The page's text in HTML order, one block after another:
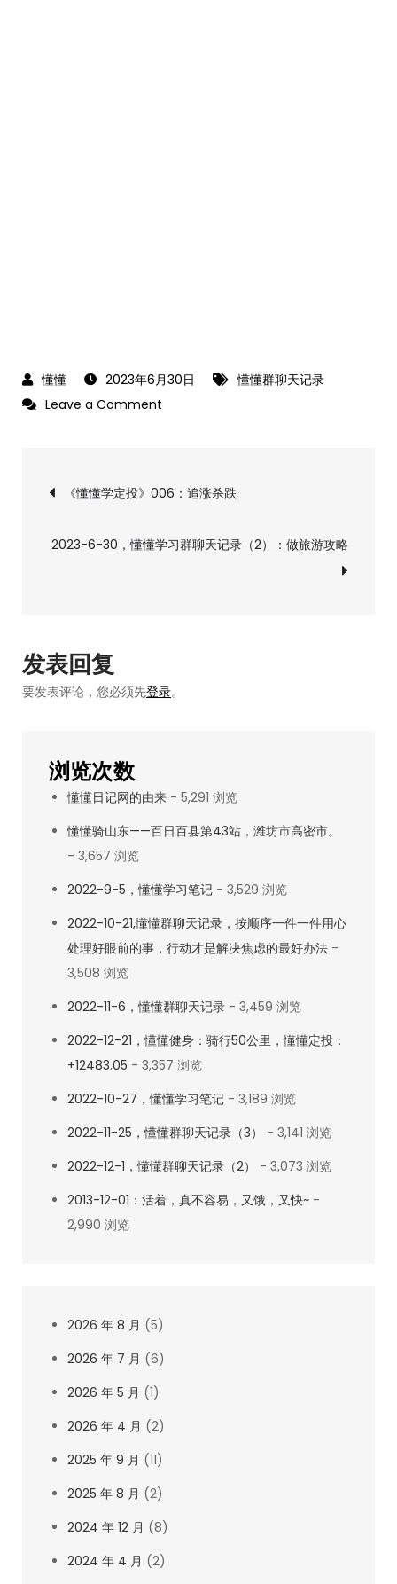
2023年6月30日
懂懂群聊天记录
Leave a Comment
懂
学
录
出
彩
赋，
学
的
靠
长。
文
章
《懂懂学定投》006：追涨杀跌
2023-6-30，懂懂学习群聊天记录（2）：做旅游攻略
发表回复
要发表评论，您必须先登录。
浏览次数
懂懂日记网的由来 - 5,291 浏览
懂懂骑山东——百日百县第43站，潍坊市高密市。
- 3,657 浏览
2022-9-5，懂懂学习笔记 - 3,529 浏览
2022-10-21,懂懂群聊天记录，按顺序一件一件用心
处理好眼前的事，行动才是解决焦虑的最好办法 -
3,508 浏览
2022-11-6，懂懂群聊天记录 - 3,459 浏览
2022-12-21，懂懂健身：骑行50公里，懂懂定投：
+12483.05 - 3,357 浏览
2022-10-27，懂懂学习笔记 - 3,189 浏览
2022-11-25，懂懂群聊天记录（3）
- 3,141 浏览
2022-12-1，懂懂群聊天记录（2）
- 3,073 浏览
2013-12-01：活着，真不容易，又饿，又快~ -
2,990 浏览
2026 年 8 月 (5)
2026 年 7 月 (6)
2026 年 5 月 (1)
2026 年 4 月 (2)
2025 年 9 月 (11)
2025 年 8 月 (2)
2024 年 12 月 (8)
2024 年 4 月 (2)